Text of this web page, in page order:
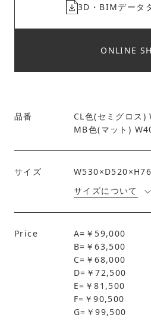
3D・BIMデータ
ONLINE
品番
CL色(セミグロス)
MB色(マット)
サイズ
サイズについて
Price
A=￥59,000
B=￥63,500
C=￥68,000
D=￥72,500
E=￥81,500
F=￥90,500
G=￥99,500